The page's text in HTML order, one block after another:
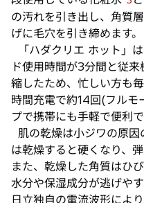
の汚れを引き出し、角質
げに毛穴を引き締めます。
「ハダクリエ ホット」
ド使用時間が3分間と従
縮したため、忙しい方も
時間充電で約14回(フルモ
プで携帯にも手軽で便利で
肌の乾燥は小ジワの原
は乾燥すると硬くなり、
また、乾燥した角質はひ
水分や保湿成分が逃げや
日立独自の電流波形によ